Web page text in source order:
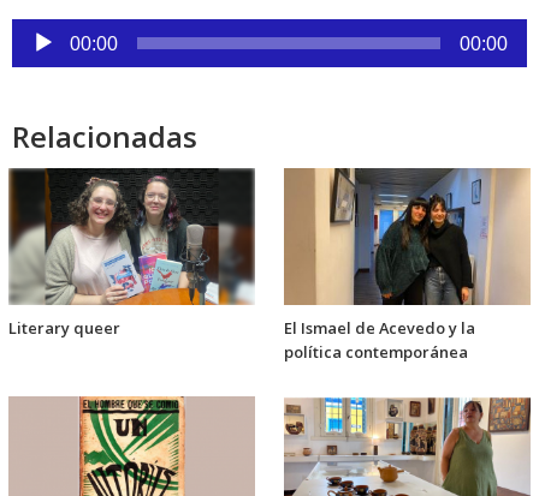
Reproductor
de
00:00 00:00
Relacionadas
Literary queer
El Ismael de Acevedo y la
política contemporánea